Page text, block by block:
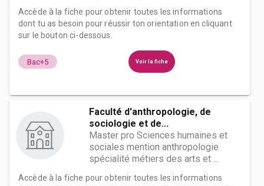
Accède à la fiche pour obtenir toutes les informations
dont tu as besoin pour réussir ton orientation en cliquant
sur le bouton ci-dessous.
Bac+5 Voir la fiche
Faculté d'anthropologie, de
sociologie et de...
Master pro Sciences humaines et
sociales mention anthropologie
spécialité métiers des arts et ...
Accède à la fiche pour obtenir toutes les informations